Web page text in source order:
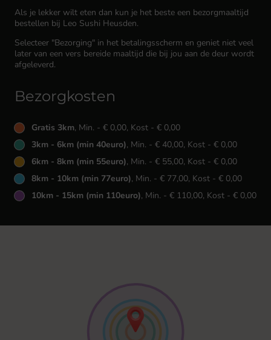
Als je lekker wilt eten dan kun je het beste een bezorgmaaltijd
bestellen bij Leo Sushi Heusden.
Selecteer "Bezorging" in het betalingsscherm en geniet niet veel
later van een vers bereide maaltijd die bij jou aan de deur wordt
afgeleverd.
Bezorgkosten
Gratis 3km, Min. - € 0,00, Kost - € 0,00
3km - 6km (min 40euro), Min. - € 40,00, Kost - € 0,00
6km - 8km (min 55euro), Min. - € 55,00, Kost - € 0,00
8km - 10km (min 77euro), Min. - € 77,00, Kost - € 0,00
10km - 15km (min 110euro), Min. - € 110,00, Kost - € 0,00